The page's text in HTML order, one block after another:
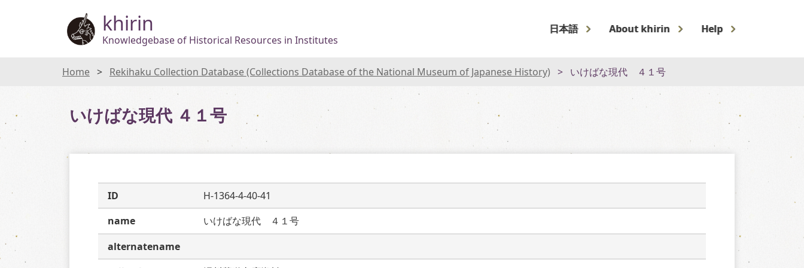
khirin
Knowledgebase of Historical Resources in Institutes
日本語 About khirin Help
Home Rekihaku Collection Database (Collections Database of the National Museum of Japanese History) いけばな現代 ４１号
いけばな現代 ４１号
ID
H-1364-4-40-41
name
いけばな現代　４１号
alternatename